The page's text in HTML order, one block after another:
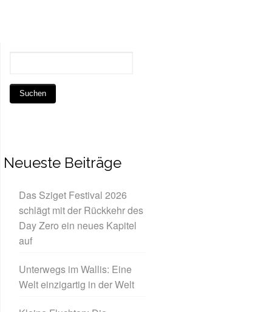
Neueste Beiträge
Das Sziget Festival 2026
schlägt mit der Rückkehr des
Day Zero ein neues Kapitel
auf
Unterwegs im Wallis: Eine
Welt einzigartig in der Welt